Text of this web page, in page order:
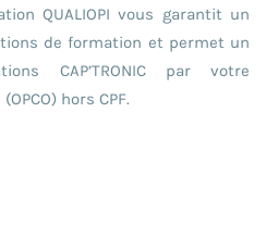
QUALIOPI vous garantit un
de formation et permet un
CAP’TRONIC par votre
hors CPF.